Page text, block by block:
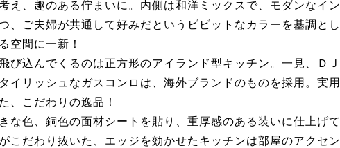
え、趣のある佇まいに。内側は和洋ミックスで、モダンなイン
、ご夫婦が共通して好みだというビビットなカラーを基調とし
空間に一新！
び込んでくるのは正方形のアイランド型キッチン。一見、ＤＪ
イリッシュなガスコンロは、海外ブランドのものを採用。実用
、こだわりの逸品！
な色、銅色の面材シートを貼り、重厚感のある装いに仕上げて
こだわり抜いた、エッジを効かせたキッチンは部屋のアクセン